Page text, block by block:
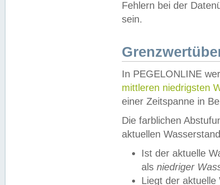
Fehlern bei der
sein.
In PEGELONLINE
mittleren niedrigsten
einer Zeitspanne in
Die farblichen
aktuellen
Ist der aktuelle
als niedriger
Liegt der